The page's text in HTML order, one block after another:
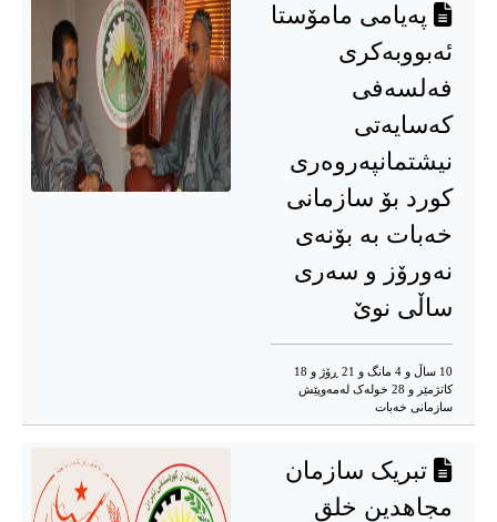
پەیامی مامۆستا
ئەبووبەکری
فەلسەفی
کەسایەتی
نیشتمانپەروەری
کورد بۆ سازمانی
خەبات بە بۆنەی
نەورۆز و سەری
ساڵی نوێ‌
10 ساڵ و 4 مانگ و 21 ڕۆژ و 18
کاتژمێر و 28 خوله‌ک له‌مه‌وپێش‌
سازمانی خەبات
تبریک سازمان
مجاهدین خلق